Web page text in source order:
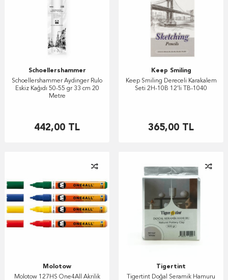
Schoellershammer
Schoellershammer Aydinger Rulo
Eskiz Kağıdı 50-55 gr 33 cm 20
Metre
442,00 TL
Keep Smiling
Keep Smiling Dereceli Karakalem
Seti 2H-10B 12’li TB-1040
365,00 TL
Molotow
Molotow 127HS One4All Akrilik
Tigertint
Tigertint Doğal Seramik Hamuru